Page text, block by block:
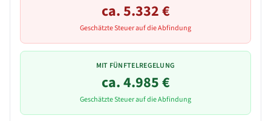
ca.5.332€
Geschätzte Steuer auf die Abfindung
MIT FÜNFTELREGELUNG
ca.4.985€
Geschätzte Steuer auf die Abfindung